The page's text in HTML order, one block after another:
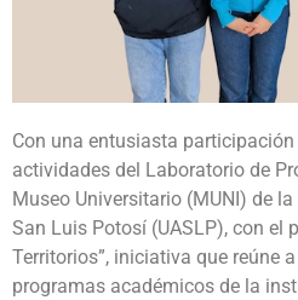
Con una entusiasta
actividades del Laboratorio de
Museo Universitario (MUNI) de
San Luis Potosí (UASLP), con el
Territorios”, iniciativa que reúne
programas académicos de la